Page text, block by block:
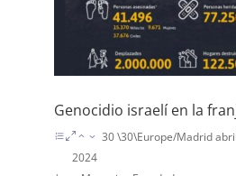
Genocidio israelí en la
30 \30\Europe/Madrid
2024